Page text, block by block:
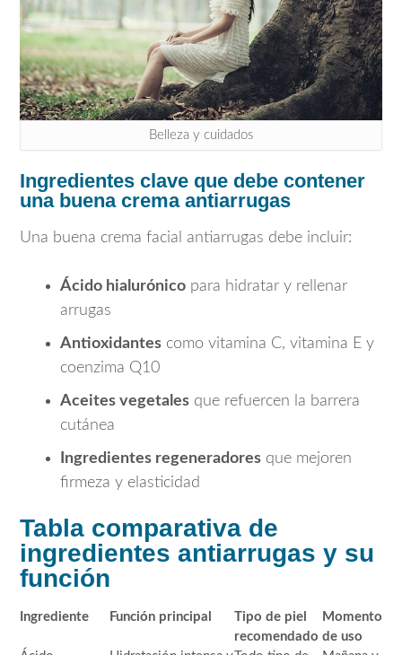
Belleza y cuidados
Ingredientes clave que debe contener
una buena crema antiarrugas
Una buena crema facial antiarrugas debe incluir:
Ácido hialurónico para hidratar y rellenar
arrugas
Antioxidantes como vitamina C, vitamina E y
coenzima Q10
Aceites vegetales que refuercen la barrera
cutánea
Ingredientes regeneradores que mejoren
firmeza y elasticidad
Tabla comparativa de
ingredientes antiarrugas y su
función
Ingrediente Función principal
Tipo de piel
recomendado
Momento
de uso